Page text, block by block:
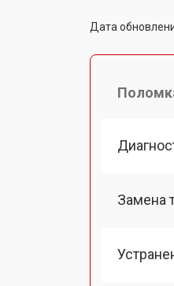
Дата
Замена